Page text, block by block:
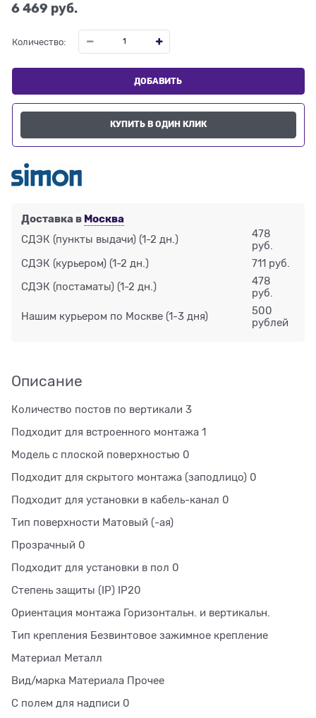
6 469 руб.
Количество:
ДОБАВИТЬ
КУПИТЬ В ОДИН КЛИК
Доставка в Москва
СДЭК (пункты выдачи) (1-2 дн.)
478
руб.
СДЭК (курьером) (1-2 дн.) 711 руб.
СДЭК (постаматы) (1-2 дн.)
478
руб.
Нашим курьером по Москве (1-3 дня)
500
рублей
Описание
Количество постов по вертикали 3
Подходит для встроенного монтажа 1
Модель с плоской поверхностью 0
Подходит для скрытого монтажа (заподлицо) 0
Подходит для установки в кабель-канал 0
Тип поверхности Матовый (-ая)
Прозрачный 0
Подходит для установки в пол 0
Степень защиты (IP) IP20
Ориентация монтажа Горизонтальн. и вертикальн.
Тип крепления Безвинтовое зажимное крепление
Материал Металл
Вид/марка Материала Прочее
С полем для надписи 0